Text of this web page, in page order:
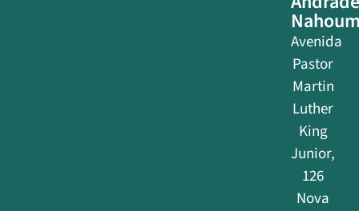
Avenida
Pastor
Martin
Luther
King
Junior,
126
Nova